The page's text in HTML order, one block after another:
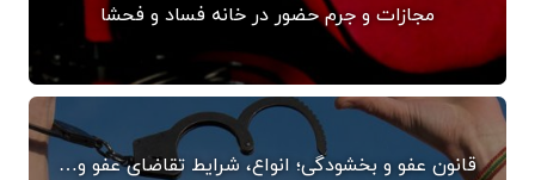
مجازات و جرم حضور در خانه فساد و فحشا
قانون عفو و بخشودگی؛ انواع، شرایط تقاضای عفو و…